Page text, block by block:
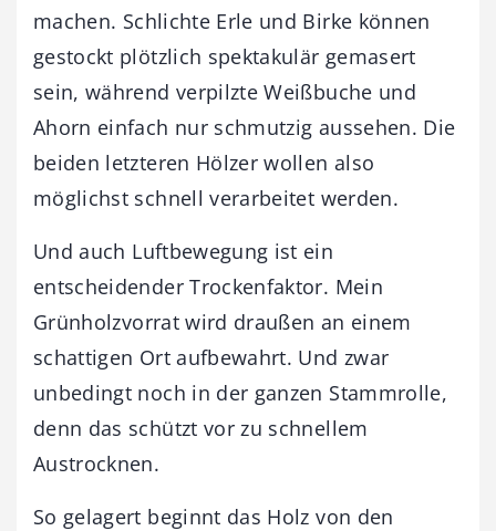
machen. Schlichte Erle und Birke können
gestockt plötzlich spektakulär gemasert
sein, während verpilzte Weißbuche und
Ahorn einfach nur schmutzig aussehen. Die
beiden letzteren Hölzer wollen also
möglichst schnell verarbeitet werden.
Und auch Luftbewegung ist ein
entscheidender Trockenfaktor. Mein
Grünholzvorrat wird draußen an einem
schattigen Ort aufbewahrt. Und zwar
unbedingt noch in der ganzen Stammrolle,
denn das schützt vor zu schnellem
Austrocknen.
So gelagert beginnt das Holz von den